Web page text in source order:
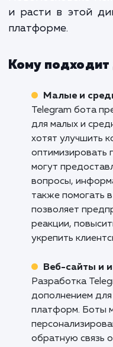
вам
вашего
Не пропустите
Telegram для
Свяжитесь с
как наша
и расти в этой
платформе.
Кому